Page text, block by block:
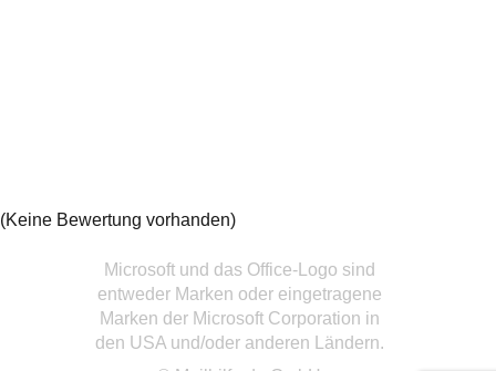
(Keine Bewertung vorhanden)
Microsoft und das Office-Logo sind
entweder Marken oder eingetragene
Marken der Microsoft Corporation in
den USA und/oder anderen Ländern.